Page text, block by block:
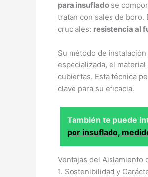
para insuflado se
tratan con sales de
cruciales: resistencia al
Su método de
especializada, el
cubiertas. Esta técnica
clave para su eficacia.
También te puede
por insuflado,
Ventajas del Aislamiento
1. Sostenibilidad y